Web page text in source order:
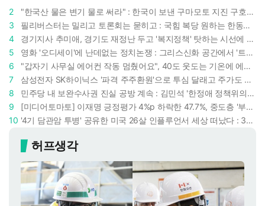
2
"한국산 물은 변기 물로 써라" : 한국이 보낸 구마모토 지진 구호품에 한 일본인의 '어처구니 없는' 반응
3
필리버스터는 밀리고 토론회는 묻히고 : 국힘 복당 원하는 한동훈, '검사 정치'의 한계만 드러내나
4
경기지사 추미애, 경기도 재정난 두고 '복지정책' 탓하는 시선에 정면 반박 : "고령자와 아이 인구 급증"
5
영화 '오디세이'에 난데없는 정치논쟁 : 그리스신화 공간에서 '트럼프 전쟁의 참혹함'이 보인다
6
"갑자기 사무실 에어컨 작동 멈췄어요", 40도 웃도는 기온에 에어컨도 숨이 찬다
7
삼성전자 SK하이닉스 '파격 주주환원'으로 투심 달래고 주가도 받칠까, 100조 넘는 추가 배당 재원에 쏠리는 눈
8
민주당 내 보완수사권 진실 공방 계속 : 김민석 '한정애 정책위의장' 발언 근거로 내세우자 사무총장 지낸 조승래 반박
9
[미디어토마토] 이재명 긍정평가 4%p 하락한 47.7%, 중도층 '부정 49.7% vs 긍정 42.9%'
10
'4기 담관암 투병' 공유한 미국 26살 인플루언서 세상 떠났다 : 3년간 보여준 희망과 용기
허프생각